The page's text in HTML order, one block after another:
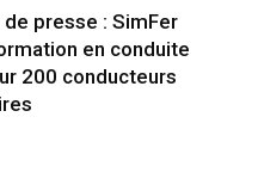
presse : SimFer
en conduite
200 conducteurs